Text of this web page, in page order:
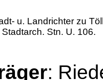
u. Landrichter zu
Stn. U. 106.
: